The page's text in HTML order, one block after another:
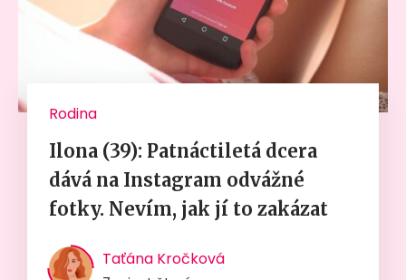
Rodina
Ilona (39): Patnáctiletá dcera
dává na Instagram odvážné
fotky. Nevím, jak jí to zakázat
Taťána Kročková